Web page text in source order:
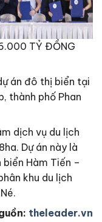
TỶ ĐỒNG
án đô thị biển tại
thành phố Phan
dịch vụ du lịch
Dự án này là
Hàm Tiến –
khu du lịch
theleader.vn